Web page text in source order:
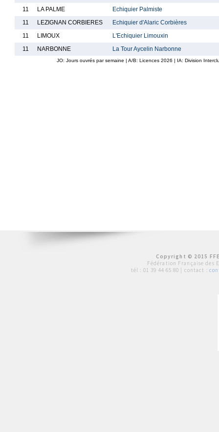
11
LA PALME
Echiquier Palmiste
11
LEZIGNAN CORBIERES
Echiquier d'Alaric Corbières
11
LIMOUX
L'Echiquier Limouxin
11
NARBONNE La Tour Aycelin Narbonne
JO: Jours ouvrés par semaine | A/B: Licences 2026 | IA: Division
Copyright © 2015
Fédération Française des
tél : 01 39 44 65 80 | contact :